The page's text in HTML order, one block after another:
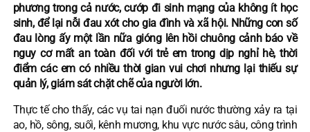
phương trong cả nước, cướp đi sinh mạng của không ít học
sinh, để lại nỗi đau xót cho gia đình và xã hội. Những con số
đau lòng ấy một lần nữa gióng lên hồi chuông cảnh báo về
nguy cơ mất an toàn đối với trẻ em trong dịp nghỉ hè, thời
điểm các em có nhiều thời gian vui chơi nhưng lại thiếu sự
quản lý, giám sát chặt chẽ của người lớn.
Thực tế cho thấy, các vụ tai nạn đuối nước thường xảy ra tại
ao, hồ, sông, suối, kênh mương, khu vực nước sâu, công trình